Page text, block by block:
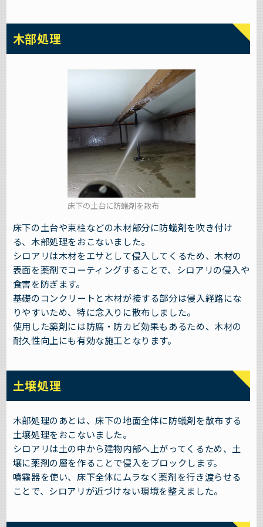
木部処理
床下の土台に防蟻剤を散布
床下の土台や束柱などの木材部分に防蟻剤を吹き付け
る、木部処理をおこないました。
シロアリは木材をエサとして侵入してくるため、木材の
表面を薬剤でコーティングすることで、シロアリの侵入や
食害を防ぎます。
基礎のコンクリートと木材が接する部分は侵入経路にな
りやすいため、特に念入りに散布しました。
使用した薬剤には防腐・防カビ効果もあるため、木材の
耐久性向上にも有効な施工となります。
土壌処理
木部処理のあとは、床下の地面全体に防蟻剤を散布する
土壌処理をおこないました。
シロアリは土の中から建物内部へ上がってくるため、土
壌に薬剤の層を作ることで侵入をブロックします。
噴霧器を使い、床下全体にムラなく薬剤を行き渡らせる
ことで、シロアリが近づけない環境を整えました。